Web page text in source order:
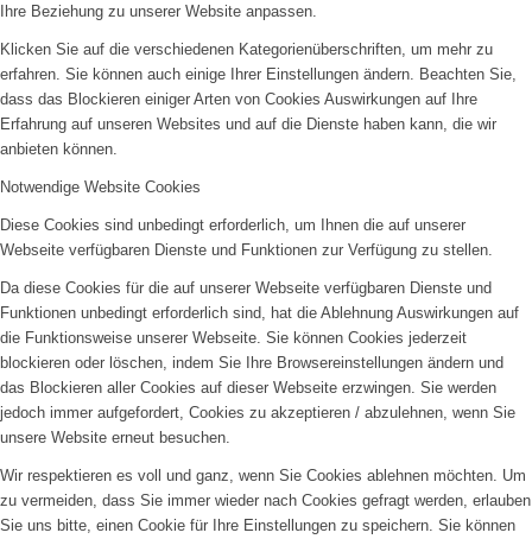
Ihre Beziehung zu unserer Website anpassen.
Klicken Sie auf die verschiedenen Kategorienüberschriften, um mehr zu
erfahren. Sie können auch einige Ihrer Einstellungen ändern. Beachten Sie,
dass das Blockieren einiger Arten von Cookies Auswirkungen auf Ihre
Erfahrung auf unseren Websites und auf die Dienste haben kann, die wir
anbieten können.
Notwendige Website Cookies
Diese Cookies sind unbedingt erforderlich, um Ihnen die auf unserer
Webseite verfügbaren Dienste und Funktionen zur Verfügung zu stellen.
Da diese Cookies für die auf unserer Webseite verfügbaren Dienste und
Funktionen unbedingt erforderlich sind, hat die Ablehnung Auswirkungen auf
die Funktionsweise unserer Webseite. Sie können Cookies jederzeit
blockieren oder löschen, indem Sie Ihre Browsereinstellungen ändern und
das Blockieren aller Cookies auf dieser Webseite erzwingen. Sie werden
jedoch immer aufgefordert, Cookies zu akzeptieren / abzulehnen, wenn Sie
unsere Website erneut besuchen.
Wir respektieren es voll und ganz, wenn Sie Cookies ablehnen möchten. Um
zu vermeiden, dass Sie immer wieder nach Cookies gefragt werden, erlauben
Sie uns bitte, einen Cookie für Ihre Einstellungen zu speichern. Sie können